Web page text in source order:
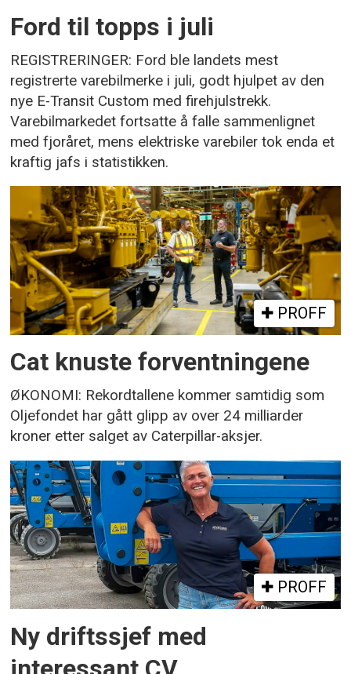
Ford til topps i juli
REGISTRERINGER: Ford ble landets mest
registrerte varebilmerke i juli, godt hjulpet av den
nye E-Transit Custom med firehjulstrekk.
Varebilmarkedet fortsatte å falle sammenlignet
med fjoråret, mens elektriske varebiler tok enda et
kraftig jafs i statistikken.
PROFF
Cat knuste forventningene
ØKONOMI: Rekordtallene kommer samtidig som
Oljefondet har gått glipp av over 24 milliarder
kroner etter salget av Caterpillar-aksjer.
PROFF
Ny driftssjef med